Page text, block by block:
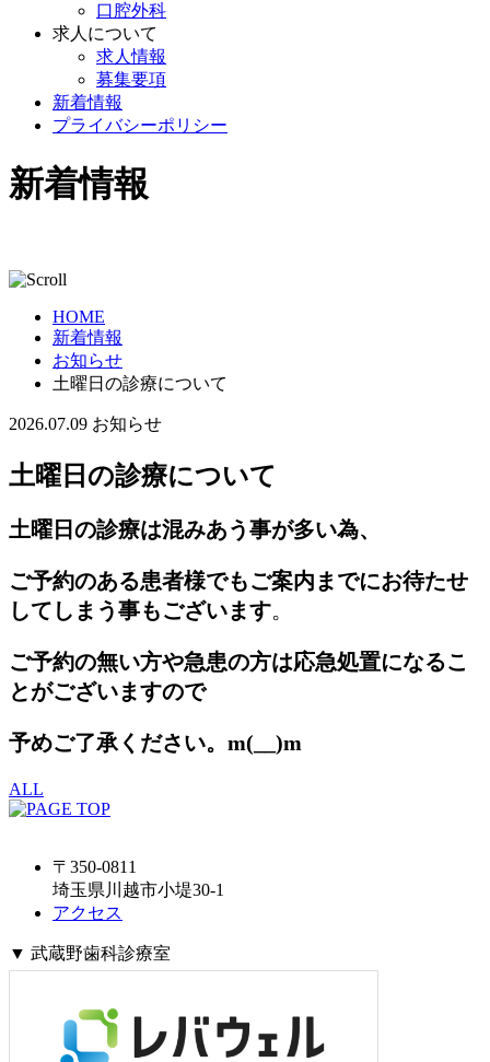
口腔外科
求人について
求人情報
募集要項
新着情報
プライバシーポリシー
新着情報
HOME
新着情報
お知らせ
土曜日の診療について
2026.07.09 お知らせ
土曜日の診療について
土曜日の診療は混みあう事が多い為、
ご予約のある患者様でもご案内までにお待たせ
してしまう事もございます。
ご予約の無い方や急患の方は応急処置になるこ
とがございますので
予めご了承ください。m(__)m
ALL
〒350-0811
埼玉県川越市小堤30-1
アクセス
▼ 武蔵野歯科診療室